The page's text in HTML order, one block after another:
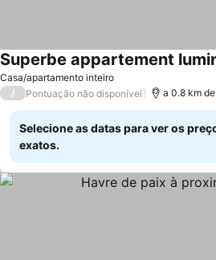
Casa/apartamento inteiro
/ Pontuação não disponível a 0.8 km
Selecione as datas para ver os
exatos.